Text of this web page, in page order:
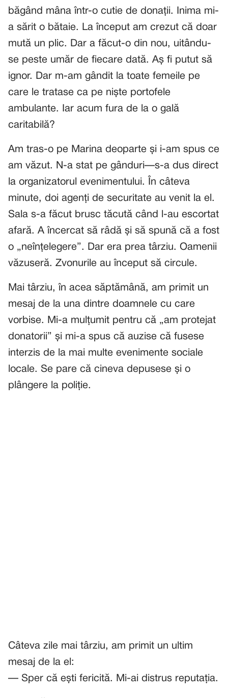
băgând mâna într-o cutie de donații. Inima mi-
a sărit o bătaie. La început am crezut că doar
mută un plic. Dar a făcut-o din nou, uitându-
se peste umăr de fiecare dată. Aș fi putut să
ignor. Dar m-am gândit la toate femeile pe
care le tratase ca pe niște portofele
ambulante. Iar acum fura de la o gală
caritabilă?
Am tras-o pe Marina deoparte și i-am spus ce
am văzut. N-a stat pe gânduri—s-a dus direct
la organizatorul evenimentului. În câteva
minute, doi agenți de securitate au venit la el.
Sala s-a făcut brusc tăcută când l-au escortat
afară. A încercat să râdă și să spună că a fost
o „neînțelegere”. Dar era prea târziu. Oamenii
văzuseră. Zvonurile au început să circule.
Mai târziu, în acea săptămână, am primit un
mesaj de la una dintre doamnele cu care
vorbise. Mi-a mulțumit pentru că „am protejat
donatorii” și mi-a spus că auzise că fusese
interzis de la mai multe evenimente sociale
locale. Se pare că cineva depusese și o
plângere la poliție.
Câteva zile mai târziu, am primit un ultim
mesaj de la el:
— Sper că ești fericită. Mi-ai distrus reputația.